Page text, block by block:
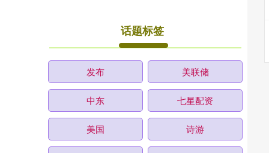
话题标签
发布 美联储
中东 七星配资
美国 诗游